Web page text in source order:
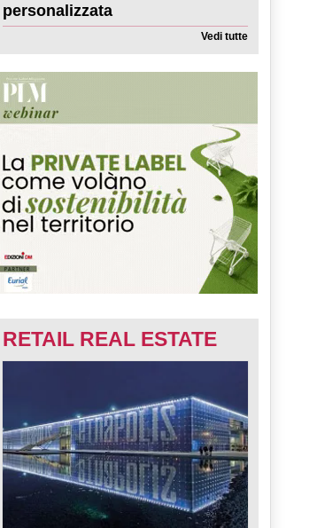
personalizzata
Vedi tutte
RETAIL REAL ESTATE